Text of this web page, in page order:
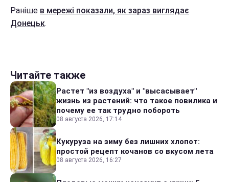
Раніше в мережі показали, як зараз виглядає
Донецьк.
Читайте также
Растет "из воздуха" и "высасывает"
жизнь из растений: что такое повилика и
почему ее так трудно побороть
08 августа 2026, 17:14
Кукуруза на зиму без лишних хлопот:
простой рецепт кочанов со вкусом лета
08 августа 2026, 16:27